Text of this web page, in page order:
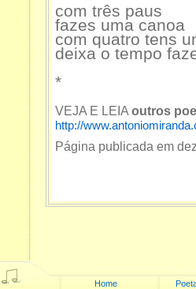
com três paus
fazes uma canoa
com quatro tens
deixa o tempo
*
VEJA E LEIA outros
http://
Página publicada em
Home